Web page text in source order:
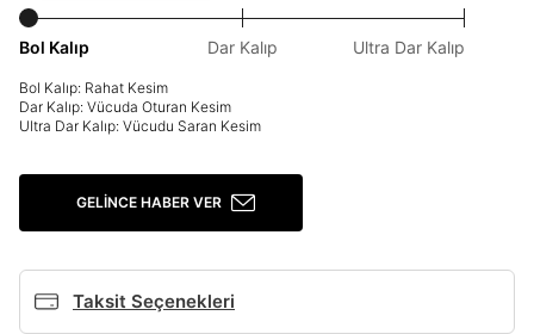
Bol Kalıp Dar Kalıp Ultra Dar Kalıp
Bol Kalıp: Rahat Kesim
Dar Kalıp: Vücuda Oturan Kesim
Ultra Dar Kalıp: Vücudu Saran Kesim
GELINCE HABER VER
Taksit Seçenekleri
Giriş Yap